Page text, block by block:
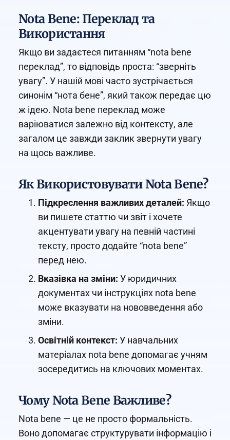
Nota Bene: Переклад та
Використання
Якщо ви задаєтеся питанням “nota bene
переклад”, то відповідь проста: “зверніть
увагу”. У нашій мові часто зустрічається
синонім “нота бене”, який також передає цю
ж ідею. Nota bene переклад може
варіюватися залежно від контексту, але
загалом це завжди заклик звернути увагу
на щось важливе.
Як Використовувати Nota Bene?
Підкреслення важливих деталей: Якщо
ви пишете статтю чи звіт і хочете
акцентувати увагу на певній частині
тексту, просто додайте “nota bene”
перед нею.
Вказівка на зміни: У юридичних
документах чи інструкціях nota bene
може вказувати на нововведення або
зміни.
Освітній контекст: У навчальних
матеріалах nota bene допомагає учням
зосередитись на ключових моментах.
Чому Nota Bene Важливе?
Nota bene — це не просто формальність.
Воно допомагає структурувати інформацію і